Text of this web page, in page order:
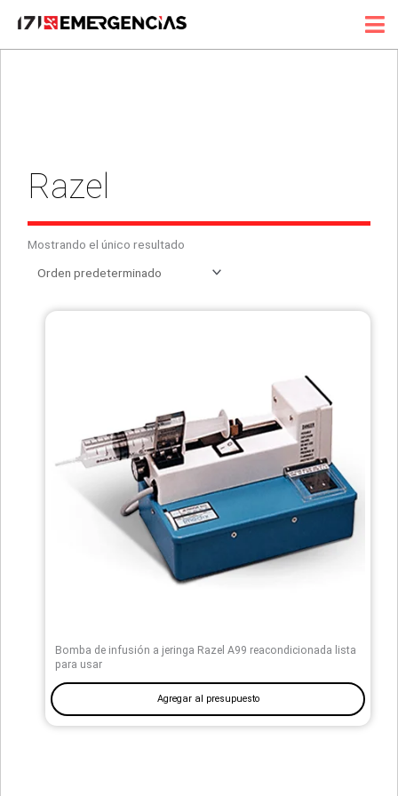
contenido
Razel
Mostrando el único resultado
Bomba de infusión a jeringa Razel A99 reacondicionada lista
para usar
Agregar al presupuesto